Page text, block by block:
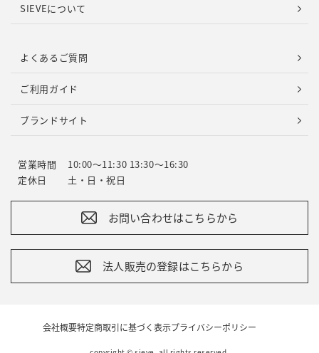
SIEVEについて
よくあるご質問
ご利用ガイド
ブランドサイト
営業時間
10:00～11:30 13:30～16:30
定休日
土・日・祝日
お問い合わせはこちらから
法人販売の登録はこちらから
会社概要特定商取引に基づく表示プライバシーポリシー